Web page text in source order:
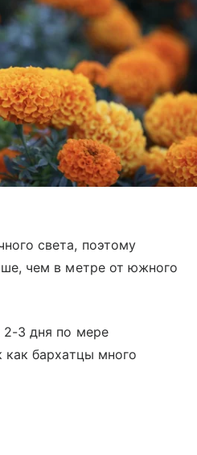
света, поэтому
чем в метре от южного
2-3 дня по мере
как бархатцы много